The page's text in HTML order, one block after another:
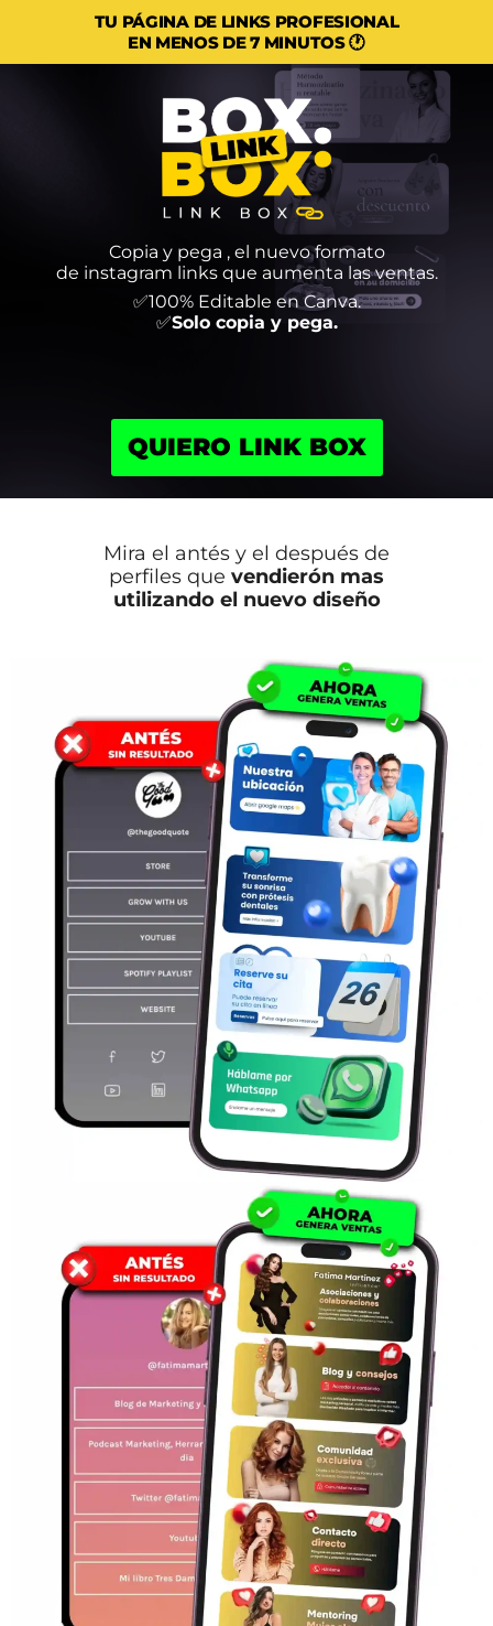
TU PÁGINA DE LINKS PROFESIONAL
EN MENOS DE 7 MINUTOS 🕐
Copia y pega , el nuevo formato
de instagram links que aumenta las ventas.
✅100% Editable en Canva.
✅Solo copia y pega.
QUIERO LINK BOX
Mira el antés y el después de
perfiles que vendierón mas
utilizando el nuevo diseño